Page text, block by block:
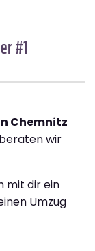
#1
Chemnitz
wir
mit dir ein
Umzug